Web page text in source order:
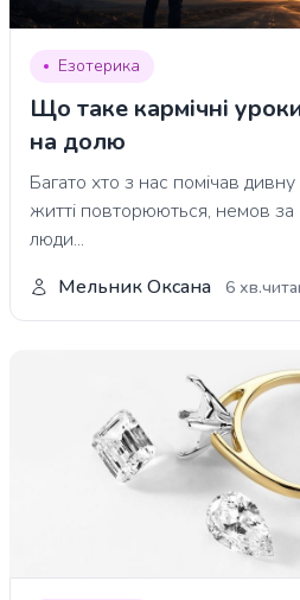
Езотерика
Що таке кармічні
на долю
Багато хто з нас помічав дивну
житті повторюються, немов за
люди...
Мельник Оксана
6